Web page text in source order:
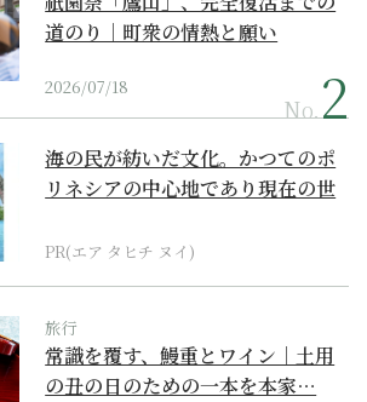
道のり｜町衆の情熱と願い
2026/07/18
No.
海の民が紡いだ文化。かつてのポ
リネシアの中心地であり現在の世
PR(エア タヒチ ヌイ)
旅行
常識を覆す、鰻重とワイン｜土用
の丑の日のための一本を本家…